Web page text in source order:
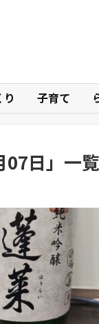
子育て
07日 」 一覧